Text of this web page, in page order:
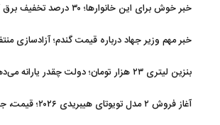
خبر خوش برای این خانوارها؛ ۳۰ درصد تخفیف برق کلید خورد
خبر مهم وزیر جهاد درباره قیمت گندم؛ آزادسازی
بنزین لیتری ۲۳ هزار تومان؛ دولت چقدر یارانه می‌دهد؟
آغاز فروش ۲ مدل تویوتای هیبریدی ۲۰۲۶؛ قیمت، جزئیات و شرایط